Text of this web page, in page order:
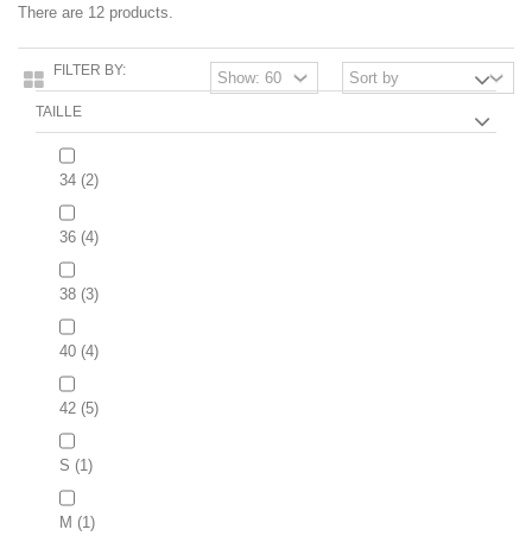
There are 12 products.
FILTER BY:
TAILLE
34 (2)
36 (4)
38 (3)
40 (4)
42 (5)
S (1)
M (1)